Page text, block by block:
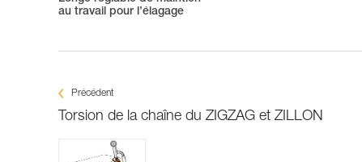
au travail pour l’élagage
Précédent
Torsion de la chaîne du ZIGZAG et ZILLON